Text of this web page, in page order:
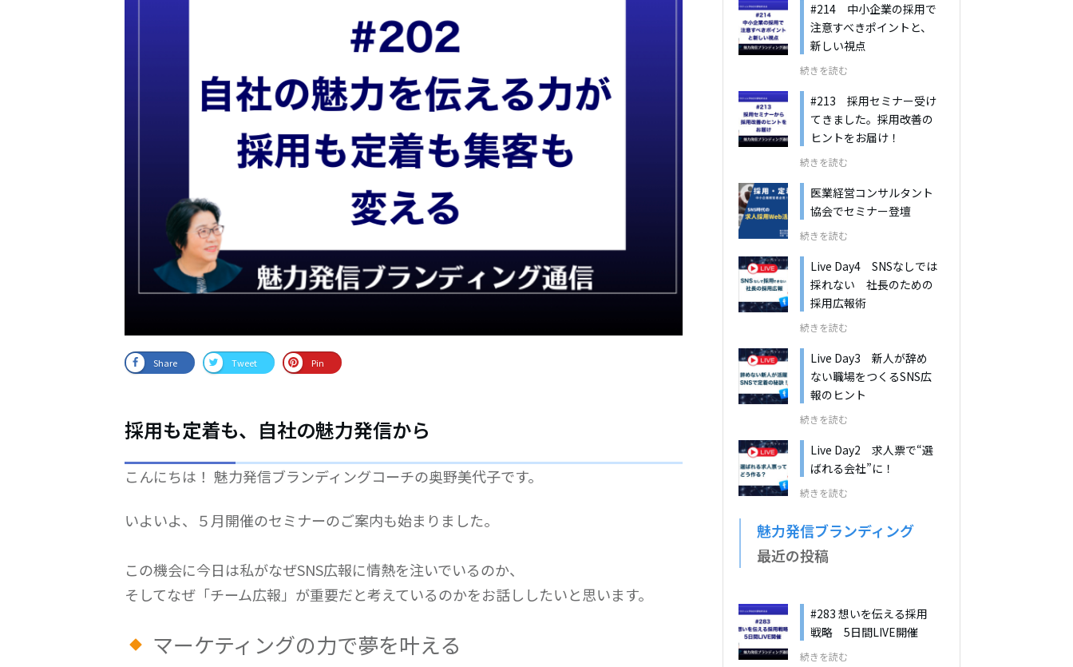
Share Tweet Pin
採用も定着も、自社の魅力発信から
こんにちは！ 魅力発信ブランディングコーチの奥野美代子です。
いよいよ、５月開催のセミナーのご案内も始まりました。
この機会に今日は私がなぜSNS広報に情熱を注いでいるのか、
そしてなぜ「チーム広報」が重要だと考えているのかをお話ししたいと思います。
マーケティングの力で夢を叶える
#214 中小企業の採用で
注意すべきポイントと、
新しい視点
続きを読む
#213 採用セミナー受け
てきました。採用改善の
ヒントをお届け！
続きを読む
医業経営コンサルタント
協会でセミナー登壇
続きを読む
Live Day4 SNSなしでは
採れない 社長のための
採用広報術
続きを読む
Live Day3 新人が辞め
ない職場をつくるSNS広
報のヒント
続きを読む
Live Day2 求人票で“選
ばれる会社”に！
続きを読む
魅力発信ブランディング
最近の投稿
#283 想いを伝える採用
戦略 5日間LIVE開催
続きを読む